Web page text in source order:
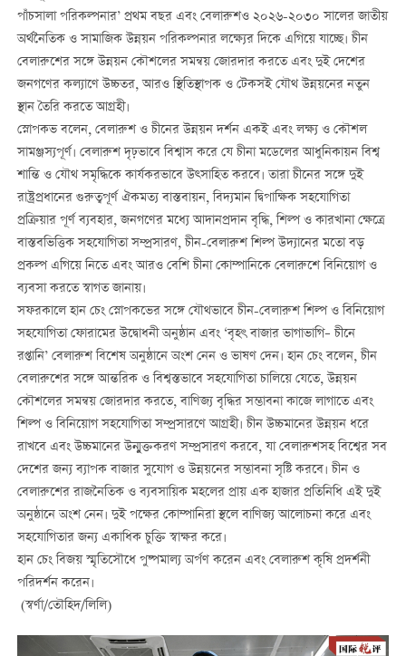
পাঁচসালা পরিকল্পনার’ প্রথম বছর এবং বেলারুশও ২০২৬-২০৩০ সালের জাতীয়
অর্থনৈতিক ও সামাজিক উন্নয়ন পরিকল্পনার লক্ষ্যের দিকে এগিয়ে যাচ্ছে। চীন
বেলারুশের সঙ্গে উন্নয়ন কৌশলের সমন্বয় জোরদার করতে এবং দুই দেশের
জনগণের কল্যাণে উচ্চতর, আরও স্থিতিস্থাপক ও টেকসই যৌথ উন্নয়নের নতুন
স্থান তৈরি করতে আগ্রহী।
স্নোপকভ বলেন, বেলারুশ ও চীনের উন্নয়ন দর্শন একই এবং লক্ষ্য ও কৌশল
সামঞ্জস্যপূর্ণ। বেলারুশ দৃঢ়ভাবে বিশ্বাস করে যে চীনা মডেলের আধুনিকায়ন বিশ্ব
শান্তি ও যৌথ সমৃদ্ধিকে কার্যকরভাবে উত্সাহিত করবে। তারা চীনের সঙ্গে দুই
রাষ্ট্রপ্রধানের গুরুত্বপূর্ণ ঐকমত্য বাস্তবায়ন, বিদ্যমান দ্বিপাক্ষিক সহযোগিতা
প্রক্রিয়ার পূর্ণ ব্যবহার, জনগণের মধ্যে আদানপ্রদান বৃদ্ধি, শিল্প ও কারখানা ক্ষেত্রে
বাস্তবভিত্তিক সহযোগিতা সম্প্রসারণ, চীন-বেলারুশ শিল্প উদ্যানের মতো বড়
প্রকল্প এগিয়ে নিতে এবং আরও বেশি চীনা কোম্পানিকে বেলারুশে বিনিয়োগ ও
ব্যবসা করতে স্বাগত জানায়।
সফরকালে হান চেং স্নোপকভের সঙ্গে যৌথভাবে চীন-বেলারুশ শিল্প ও বিনিয়োগ
সহযোগিতা ফোরামের উদ্বোধনী অনুষ্ঠান এবং ‘বৃহৎ বাজার ভাগাভাগি– চীনে
রপ্তানি’ বেলারুশ বিশেষ অনুষ্ঠানে অংশ নেন ও ভাষণ দেন। হান চেং বলেন, চীন
বেলারুশের সঙ্গে আন্তরিক ও বিশ্বস্তভাবে সহযোগিতা চালিয়ে যেতে, উন্নয়ন
কৌশলের সমন্বয় জোরদার করতে, বাণিজ্য বৃদ্ধির সম্ভাবনা কাজে লাগাতে এবং
শিল্প ও বিনিয়োগ সহযোগিতা সম্প্রসারণে আগ্রহী। চীন উচ্চমানের উন্নয়ন ধরে
রাখবে এবং উচ্চমানের উন্মুক্তকরণ সম্প্রসারণ করবে, যা বেলারুশসহ বিশ্বের সব
দেশের জন্য ব্যাপক বাজার সুযোগ ও উন্নয়নের সম্ভাবনা সৃষ্টি করবে। চীন ও
বেলারুশের রাজনৈতিক ও ব্যবসায়িক মহলের প্রায় এক হাজার প্রতিনিধি এই দুই
অনুষ্ঠানে অংশ নেন। দুই পক্ষের কোম্পানিরা স্থলে বাণিজ্য আলোচনা করে এবং
সহযোগিতার জন্য একাধিক চুক্তি স্বাক্ষর করে।
হান চেং বিজয় স্মৃতিসৌধে পুষ্পমাল্য অর্পণ করেন এবং বেলারুশ কৃষি প্রদর্শনী
পরিদর্শন করেন।
(স্বর্ণা/তৌহিদ/লিলি)